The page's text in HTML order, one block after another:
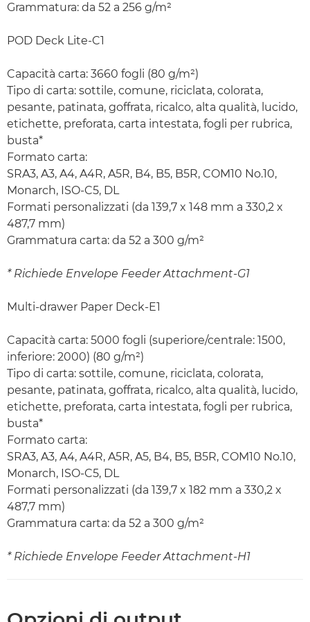
Grammatura: da 52 a 256 g/m²
POD Deck Lite-C1
Capacità carta: 3660 fogli (80 g/m²)
Tipo di carta: sottile, comune, riciclata, colorata,
pesante, patinata, goffrata, ricalco, alta qualità, lucido,
etichette, preforata, carta intestata, fogli per rubrica,
busta*
Formato carta:
SRA3, A3, A4, A4R, A5R, B4, B5, B5R, COM10 No.10,
Monarch, ISO-C5, DL
Formati personalizzati (da 139,7 x 148 mm a 330,2 x
487,7 mm)
Grammatura carta: da 52 a 300 g/m²
* Richiede Envelope Feeder Attachment-G1
Multi-drawer Paper Deck-E1
Capacità carta: 5000 fogli (superiore/centrale: 1500,
inferiore: 2000) (80 g/m²)
Tipo di carta: sottile, comune, riciclata, colorata,
pesante, patinata, goffrata, ricalco, alta qualità, lucido,
etichette, preforata, carta intestata, fogli per rubrica,
busta*
Formato carta:
SRA3, A3, A4, A4R, A5R, A5, B4, B5, B5R, COM10 No.10,
Monarch, ISO-C5, DL
Formati personalizzati (da 139,7 x 182 mm a 330,2 x
487,7 mm)
Grammatura carta: da 52 a 300 g/m²
* Richiede Envelope Feeder Attachment-H1